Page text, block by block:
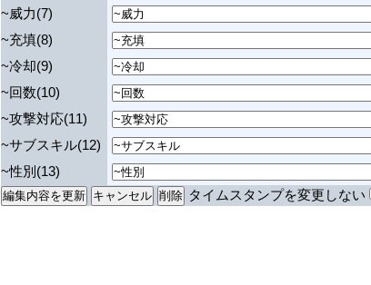
~威力(7)
~充填(8)
~冷却(9)
~回数(10)
~攻撃対応(11)
~サブスキル(12)
~性別(13)
タイムスタンプを変更しない